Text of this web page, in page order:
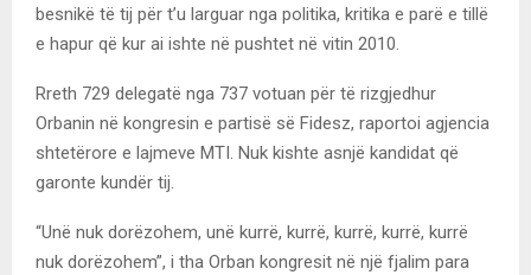
besnikë të tij për t’u larguar nga politika, kritika e parë e tillë
e hapur që kur ai ishte në pushtet në vitin 2010.
Rreth 729 delegatë nga 737 votuan për të rizgjedhur
Orbanin në kongresin e partisë së Fidesz, raportoi agjencia
shtetërore e lajmeve MTI. Nuk kishte asnjë kandidat që
garonte kundër tij.
“Unë nuk dorëzohem, unë kurrë, kurrë, kurrë, kurrë, kurrë
nuk dorëzohem”, i tha Orban kongresit në një fjalim para